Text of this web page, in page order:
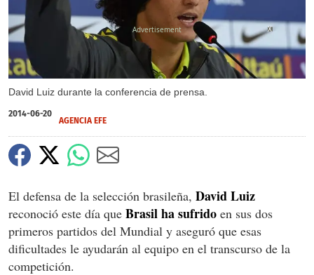
David Luiz durante la conferencia de prensa.
X
2014-06-20
AGENCIA EFE
El defensa de la selección brasileña, David Luiz
reconoció este día que Brasil ha sufrido en sus dos
primeros partidos del Mundial y aseguró que esas
dificultades le ayudarán al equipo en el transcurso de la
competición.